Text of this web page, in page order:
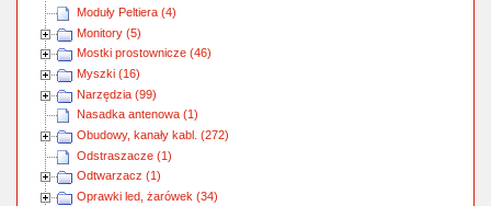
Moduły Peltiera (4)
Monitory (5)
Mostki prostownicze (46)
Myszki (16)
Narzędzia (99)
Nasadka antenowa (1)
Obudowy, kanały kabl. (272)
Odstraszacze (1)
Odtwarzacz (1)
Oprawki led, żarówek (34)